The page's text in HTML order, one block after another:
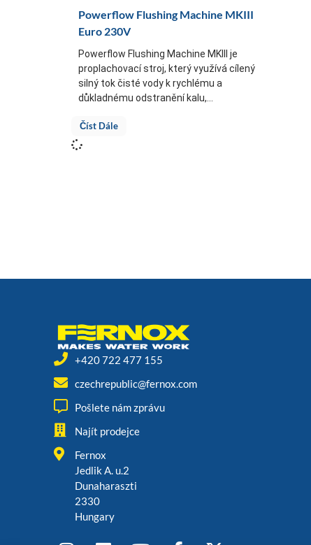
Powerflow Flushing Machine MKIII
Euro 230V
Powerflow Flushing Machine MKIII je
proplachovací stroj, který využívá cílený
silný tok čisté vody k rychlému a
důkladnému odstranění kalu,...
Číst Dále
+420 722 477 155
czechrepublic@fernox.com
Pošlete nám zprávu
Najít prodejce
Fernox
Jedlik A. u.2
Dunaharaszti
2330
Hungary